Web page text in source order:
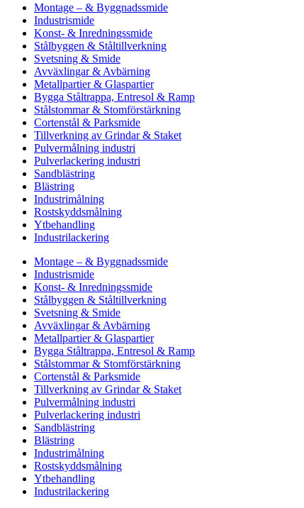
Montage – & Byggnadssmide
Industrismide
Konst- & Inredningssmide
Stålbyggen & Ståltillverkning
Svetsning & Smide
Avväxlingar & Avbärning
Metallpartier & Glaspartier
Bygga Ståltrappa, Entresol & Ramp
Stålstommar & Stomförstärkning
Cortenstål & Parksmide
Tillverkning av Grindar & Staket
Pulvermålning industri
Pulverlackering industri
Sandblästring
Blästring
Industrimålning
Rostskyddsmålning
Ytbehandling
Industrilackering
Montage – & Byggnadssmide
Industrismide
Konst- & Inredningssmide
Stålbyggen & Ståltillverkning
Svetsning & Smide
Avväxlingar & Avbärning
Metallpartier & Glaspartier
Bygga Ståltrappa, Entresol & Ramp
Stålstommar & Stomförstärkning
Cortenstål & Parksmide
Tillverkning av Grindar & Staket
Pulvermålning industri
Pulverlackering industri
Sandblästring
Blästring
Industrimålning
Rostskyddsmålning
Ytbehandling
Industrilackering